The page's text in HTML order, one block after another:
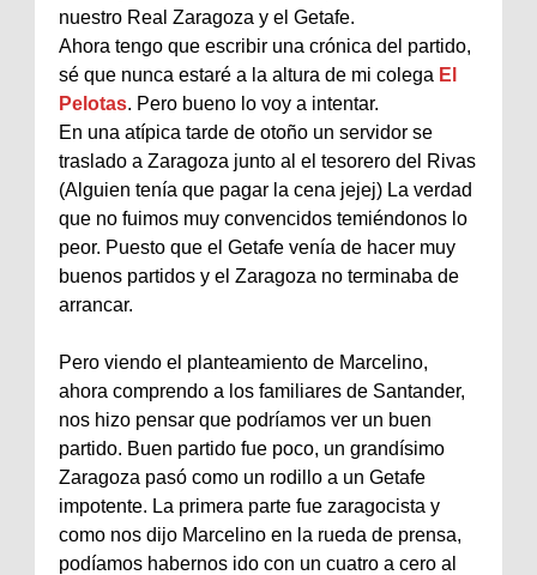
nuestro Real Zaragoza y el Getafe.
Ahora tengo que escribir una crónica del partido,
sé que nunca estaré a la altura de mi colega El
Pelotas. Pero bueno lo voy a intentar.
En una atípica tarde de otoño un servidor se
traslado a Zaragoza junto al el tesorero del Rivas
(Alguien tenía que pagar la cena jejej) La verdad
que no fuimos muy convencidos temiéndonos lo
peor. Puesto que el Getafe venía de hacer muy
buenos partidos y el Zaragoza no terminaba de
arrancar.
Pero viendo el planteamiento de Marcelino,
ahora comprendo a los familiares de Santander,
nos hizo pensar que podríamos ver un buen
partido. Buen partido fue poco, un grandísimo
Zaragoza pasó como un rodillo a un Getafe
impotente. La primera parte fue zaragocista y
como nos dijo Marcelino en la rueda de prensa,
podíamos habernos ido con un cuatro a cero al